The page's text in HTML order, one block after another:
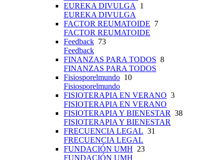
EUREKA DIVULGA
1
EUREKA DIVULGA
FACTOR REUMATOIDE 7
FACTOR REUMATOIDE
Feedback 73
Feedback
FINANZAS PARA TODOS 8
FINANZAS PARA TODOS
Fisiosporelmundo 10
Fisiosporelmundo
FISIOTERAPIA EN VERANO 3
FISIOTERAPIA EN VERANO
FISIOTERAPIA Y BIENESTAR 38
FISIOTERAPIA Y BIENESTAR
FRECUENCIA LEGAL 31
FRECUENCIA LEGAL
FUNDACIÓN UMH 23
FUNDACIÓN UMH